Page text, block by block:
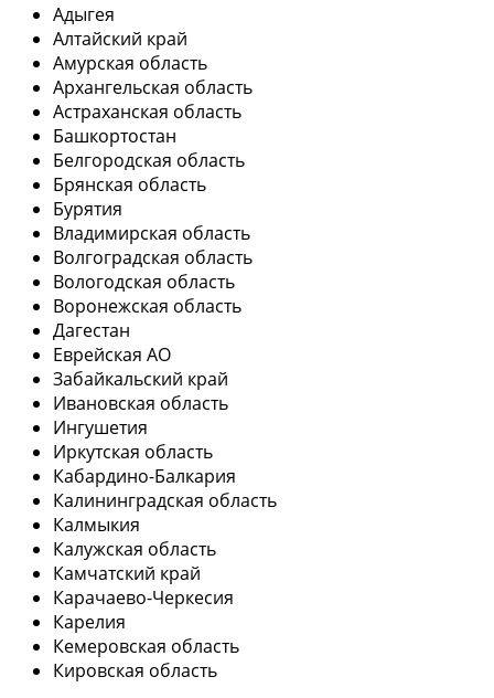
Адыгея
Алтайский край
Амурская область
Архангельская область
Астраханская область
Башкортостан
Белгородская область
Брянская область
Бурятия
Владимирская область
Волгоградская область
Вологодская область
Воронежская область
Дагестан
Еврейская АО
Забайкальский край
Ивановская область
Ингушетия
Иркутская область
Кабардино-Балкария
Калининградская область
Калмыкия
Калужская область
Камчатский край
Карачаево-Черкесия
Карелия
Кемеровская область
Кировская область